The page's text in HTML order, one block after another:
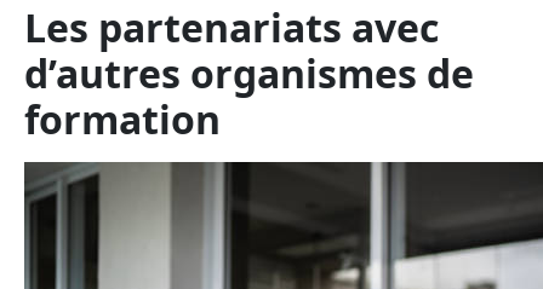
Les partenariats avec
d’autres organismes de
formation